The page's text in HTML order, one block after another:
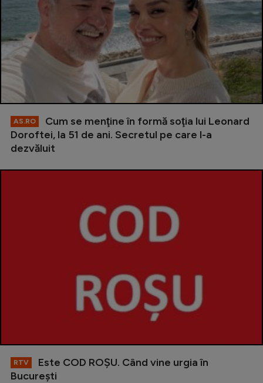
AS.RO
Cum se menţine în formă soţia lui Leonard
Doroftei, la 51 de ani. Secretul pe care l-a
dezvăluit
RTV
Este COD ROŞU. Când vine urgia în
Bucureşti